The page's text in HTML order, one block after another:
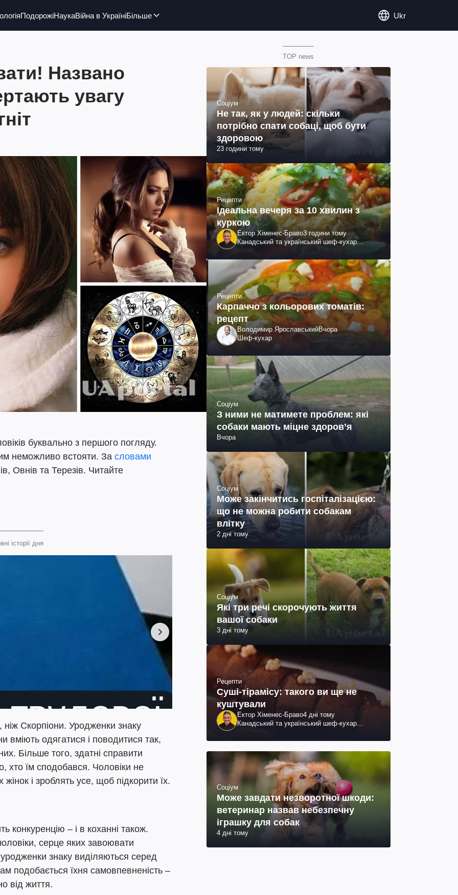
ПодорожіНаукаВійна в УкраїніБільше Ukr
Названо
увагу
буквально з першого погляду.
неможливо встояти. За словами
Овнів та Терезів. Читайте
історії дня
ніж Скорпіони. Уродженки знаку
вміють одягатися і поводитися так,
Більше того, здатні справити
хто їм сподобався. Чоловіки не
і зроблять усе, щоб підкорити їх.
конкуренцію – і в коханні також.
серце яких завоювати
знаку виділяються серед
подобається їхня самовпевненість –
від життя.
TOP news
Соціум
Не так, як у людей: скільки
потрібно спати собаці, щоб бути
здоровою
23 години тому
Рецепти
Ідеальна вечеря за 10 хвилин з
куркою
Ектор Хіменес-Браво3 години тому
Канадський та український шеф-кухар
телеведучий
Рецепти
Карпаччо з кольорових томатів:
рецепт
Володимир ЯрославськийВчора
Шеф-кухар
Соціум
З ними не матимете проблем: які
собаки мають міцне здоров’я
Вчора
Соціум
Може закінчитись госпіталізацією:
що не можна робити собакам
влітку
2 дні тому
Соціум
Які три речі скорочують життя
вашої собаки
3 дні тому
Рецепти
Суші-тірамісу: такого ви ще не
куштували
Ектор Хіменес-Браво4 дні тому
Канадський та український шеф-кухар
телеведучий
Соціум
Може завдати незворотної шкоди:
ветеринар назвав небезпечну
іграшку для собак
4 дні тому